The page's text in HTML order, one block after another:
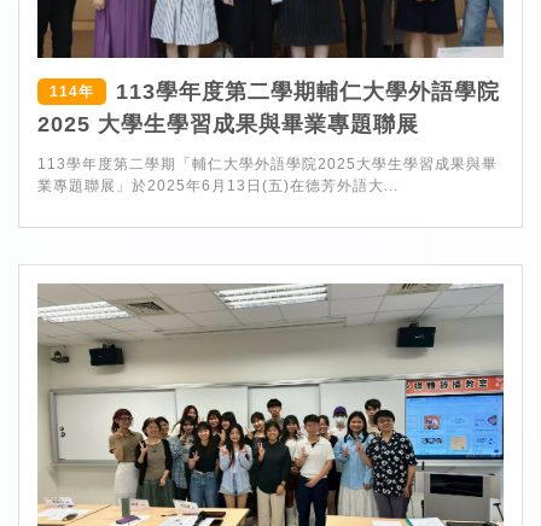
114年
113學年度第二學期輔仁大學外語學院
2025 大學生學習成果與畢業專題聯展
113學年度第二學期「輔仁大學外語學院2025大學生學習成果與畢
業專題聯展」於2025年6月13日(五)在德芳外語大...